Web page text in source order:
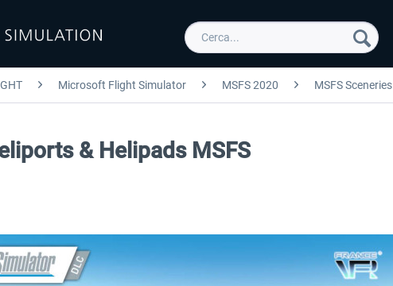
Microsoft Flight Simulator MSFS 2020 MSFS Sceneries
& Helipads MSFS